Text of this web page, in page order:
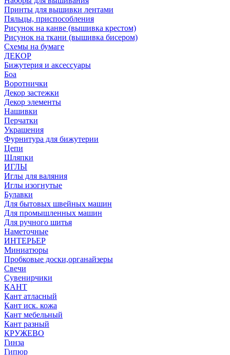
Принты для вышивки лентами
Пяльцы, приспособления
Рисунок на канве (вышивка крестом)
Рисунок на ткани (вышивка бисером)
Схемы на бумаге
ДЕКОР
Бижутерия и аксессуары
Боа
Воротнички
Декор застежки
Декор элементы
Нашивки
Перчатки
Украшения
Фурнитура для бижутерии
Цепи
Шляпки
ИГЛЫ
Иглы для валяния
Иглы изогнутые
Булавки
Для бытовых швейных машин
Для промышленных машин
Для ручного шитья
Наметочные
ИНТЕРЬЕР
Миниатюры
Пробковые доски,органайзеры
Свечи
Сувенирчики
КАНТ
Кант атласный
Кант иск. кожа
Кант мебельный
Кант разный
КРУЖЕВО
Гинза
Гипюр